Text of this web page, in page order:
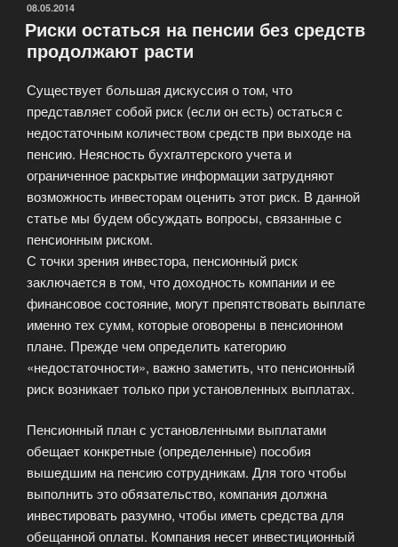
ОПУБЛИКОВАНО
08.05.2014
Риски остаться на пенсии без средств
продолжают расти
Существует большая дискуссия о том, что
представляет собой риск (если он есть) остаться с
недостаточным количеством средств при выходе на
пенсию. Неясность бухгалтерского учета и
ограниченное раскрытие информации затрудняют
возможность инвесторам оценить этот риск. В данной
статье мы будем обсуждать вопросы, связанные с
пенсионным риском.
С точки зрения инвестора, пенсионный риск
заключается в том, что доходность компании и ее
финансовое состояние, могут препятствовать выплате
именно тех сумм, которые оговорены в пенсионном
плане. Прежде чем определить категорию
«недостаточности», важно заметить, что пенсионный
риск возникает только при установленных выплатах.
Пенсионный план с установленными выплатами
обещает конкретные (определенные) пособия
вышедшим на пенсию сотрудникам. Для того чтобы
выполнить это обязательство, компания должна
инвестировать разумно, чтобы иметь средства для
обещанной оплаты. Компания несет инвестиционный